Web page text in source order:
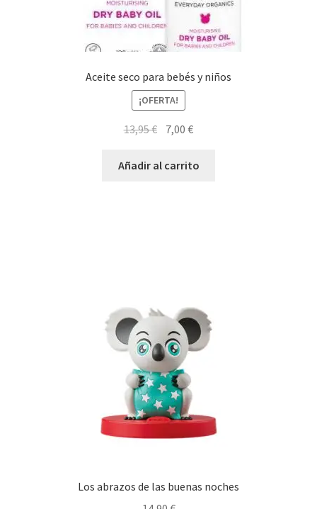
Aceite seco para bebés y niños
¡OFERTA!
13,95€ El
original
7,00€El
actual
Añadir al carrito
Los abrazos de las buenas noches